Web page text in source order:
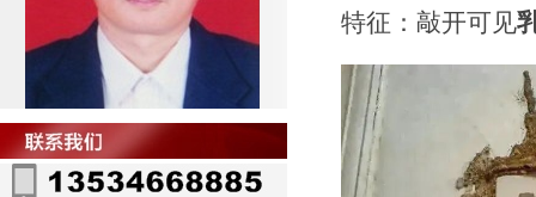
特征：敲开可见